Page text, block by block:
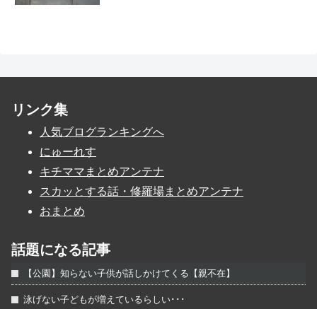
リンク集
人気ブログランキングへ
にゅーれす
キチママまとめアンテナ
スカッとする話・修羅場まとめアンテナ
おまとめ
話題になる記事
【公園】知らない子供が話しかけてくる【親不在】
泳げない子どもが増えているらしい･･･